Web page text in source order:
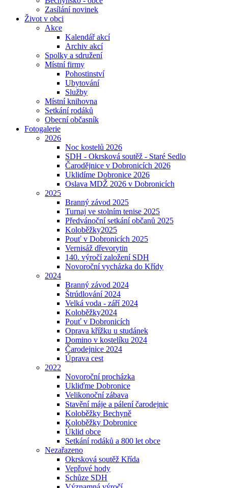
Zasílání novinek
Život v obci
Akce
Kalendář akcí
Archiv akcí
Spolky a sdružení
Místní firmy
Pohostinství
Ubytování
Služby
Místní knihovna
Setkání rodáků
Obecní občasník
Fotogalerie
2026
Noc kostelů 2026
SDH - Okrsková soutěž - Staré Sedlo
Čarodějnice v Dobronicích 2026
Uklidíme Dobronice 2026
Oslava MDŽ 2026 v Dobronicích
2025
Branný závod 2025
Turnaj ve stolním tenise 2025
Předvánoční setkání občanů 2025
Koloběžky2025
Pouť v Dobronicích 2025
Vernisáž dřevorytin
140. výročí založení SDH
Novoroční vycházka do Křídy
2024
Branný závod 2024
Štrúdlování 2024
Velká voda - září 2024
Koloběžky2024
Pouť v Dobronicích
Oprava křížku u studánek
Domino v kostelíku 2024
Čarodejnice 2024
Úprava cest
2022
Novoroční procházka
Ukliďme Dobronice
Velikonoční zábava
Stavění máje a pálení čarodejnic
Koloběžky Bechyně
Koloběžky Dobronice
Úklid obce
Setkání rodáků a 800 let obce
Nezařazeno
Okrsková soutěž Křída
Vepřové hody
Schůze SDH